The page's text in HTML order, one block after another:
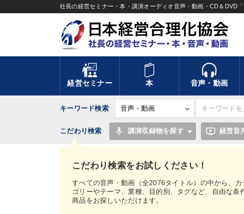
社長の経営セミナー・本・講演オーディオ音声・動画・CD＆DVD
経営セミナー 本 音声・動画
キーワード検索
こだわり検索をお試しください！
すべての音声・動画（全2076タイトル）の中から、カ
ゴリーやテーマ、業種、目的別、タグなど、自由な条
商品をお探しいただけます。
こだわり検索 mic 講演収録物を探す ondemand_video 経営音
サイト総合案内
初めての方へ
天職の
社会にで